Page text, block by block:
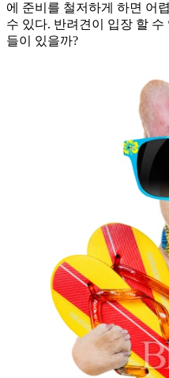
에 준비를 철저하게 하면 어
수 있다. 반려견이 입장 할
들이 있을까?